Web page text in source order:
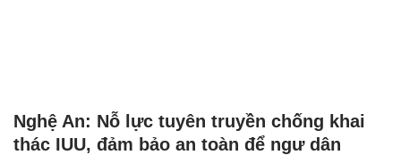
Nghệ An: Nỗ lực tuyên truyền chống khai
thác IUU, đảm bảo an toàn để ngư dân